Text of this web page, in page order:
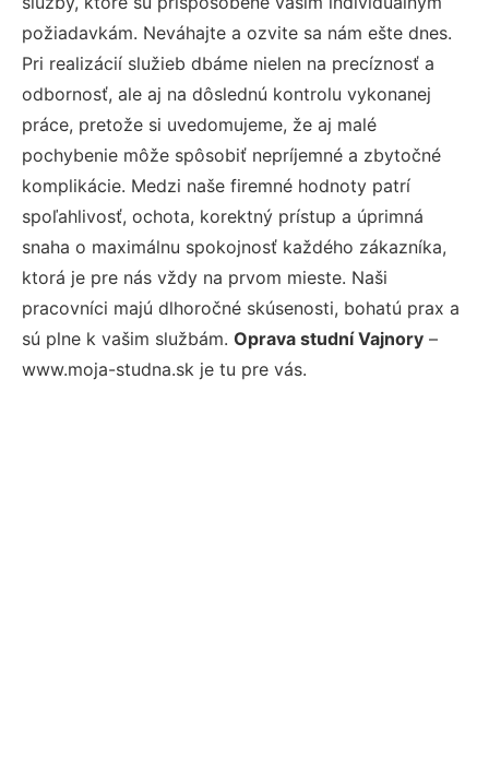
požiadavkám. Neváhajte a ozvite sa nám ešte dnes.
Pri realizácií služieb dbáme nielen na precíznosť a
odbornosť, ale aj na dôslednú kontrolu vykonanej
práce, pretože si uvedomujeme, že aj malé
pochybenie môže spôsobiť nepríjemné a zbytočné
komplikácie. Medzi naše firemné hodnoty patrí
spoľahlivosť, ochota, korektný prístup a úprimná
snaha o maximálnu spokojnosť každého zákazníka,
ktorá je pre nás vždy na prvom mieste. Naši
pracovníci majú dlhoročné skúsenosti, bohatú prax a
sú plne k vašim službám. Oprava studní Vajnory –
www.moja-studna.sk je tu pre vás.